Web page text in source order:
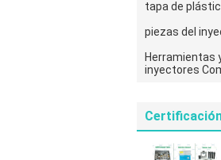
tapa de
piezas del
Herramientas
inyectores